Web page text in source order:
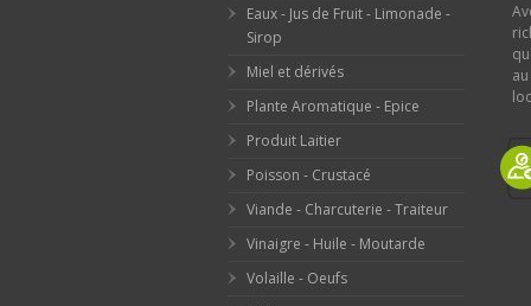
Eaux - Jus de Fruit - Limonade -
Sirop
Miel et dérivés
Plante Aromatique - Epice
Produit Laitier
Poisson - Crustacé
Viande - Charcuterie - Traiteur
Vinaigre - Huile - Moutarde
Volaille - Oeufs